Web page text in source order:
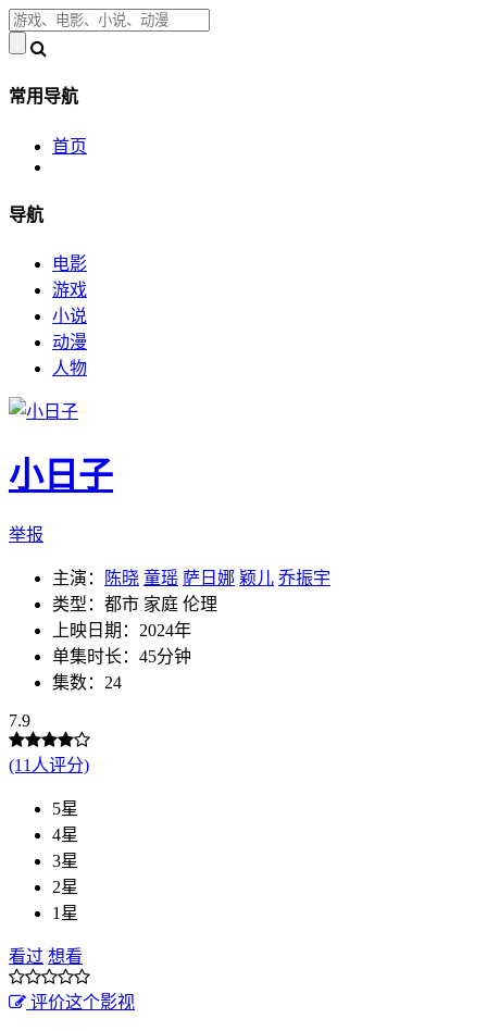
常用导航
首页
导航
电影
游戏
小说
动漫
人物
小日子
举报
主演： 陈晓 童瑶 萨日娜 颖儿 乔振宇
类型：都市 家庭 伦理
上映日期：2024年
单集时长：45分钟
集数：24
7.9
(11人评分)
5星
4星
3星
2星
1星
看过 想看
评价这个影视